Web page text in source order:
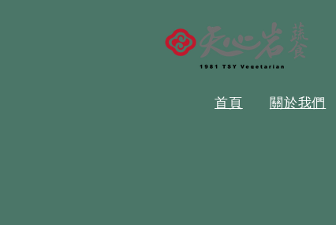
首頁 關於我們